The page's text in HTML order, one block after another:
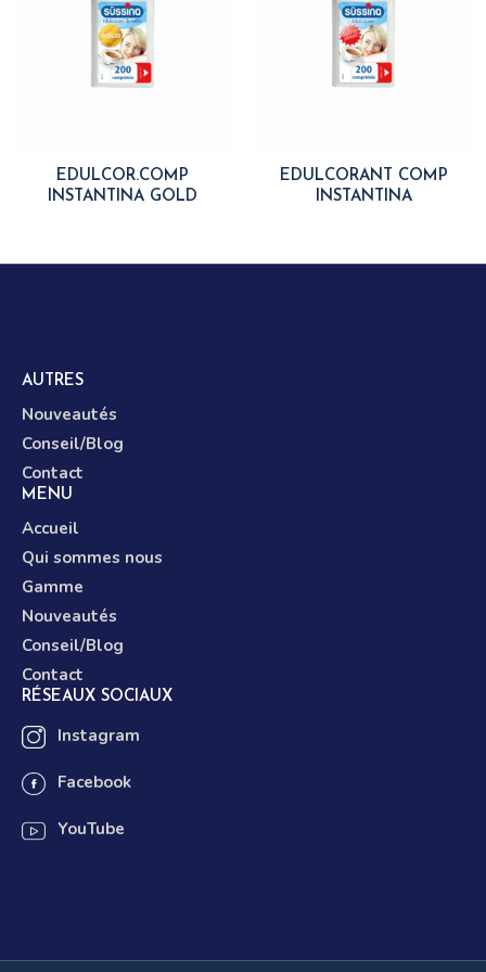
EDULCOR.COMP
INSTANTINA GOLD
EDULCORANT COMP
INSTANTINA
RÉSEAUX SOCIAUX
Instagram
Facebook
YouTube
MENU
Accueil
Qui sommes nous
Gamme
Nouveautés
Conseil/Blog
Contact
AUTRES
Nouveautés
Conseil/Blog
Contact